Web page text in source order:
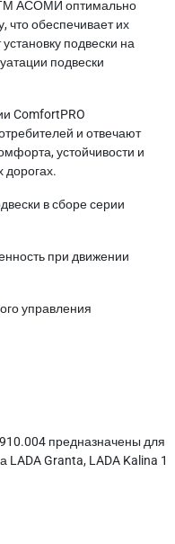
ТМ АСОМИ оптимально
что обеспечивает их
подвески на
подвески
ComfortPRO
и отвечают
устойчивости и
дорогах.
в сборе серии
при движении
управления
предназначены для
Granta, LADA Kalina 1